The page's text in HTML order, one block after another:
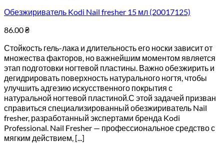
Обезжириватель Kodi Nail fresher 15 мл (20017125)
86.00₴
Стойкость гель-лака и длительность его носки зависит от
множества факторов, но важнейшим моментом является
этап подготовки ногтевой пластины. Важно обезжирить и
дегидрировать поверхность натурального ногтя, чтобы
улучшить адгезию искусственного покрытия с
натуральной ногтевой пластиной.С этой задачей призван
справиться специализированный обезжириватель Nail
fresher, разработанный экспертами бренда Kodi
Professional. Nail Fresher — профессиональное средство с
мягким действием, [...]